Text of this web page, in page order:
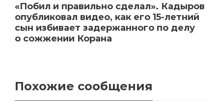
«Побил и правильно сделал». Кадыров
опубликовал видео, как его 15-летний
сын избивает задержанного по делу
о сожжении Корана
Похожие сообщения